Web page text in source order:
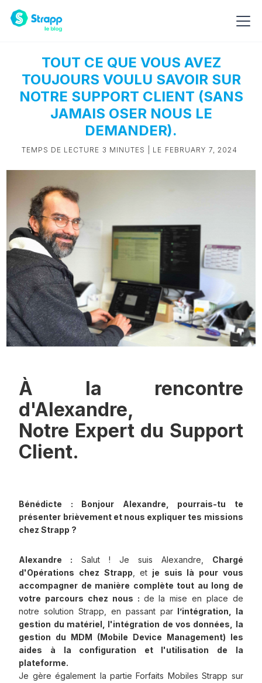
TOUT CE QUE VOUS AVEZ
TOUJOURS VOULU SAVOIR SUR
NOTRE SUPPORT CLIENT (SANS
JAMAIS OSER NOUS LE
DEMANDER).
TEMPS DE LECTURE 3 MINUTES | LE FEBRUARY 7, 2024
À la rencontre
d'Alexandre,
Notre Expert du Support
Client.
Bénédicte : Bonjour Alexandre, pourrais-tu te
présenter brièvement et nous expliquer tes missions
chez Strapp ?
Alexandre : Salut ! Je suis Alexandre, Chargé
d'Opérations chez Strapp, et je suis là pour vous
accompagner de manière complète tout au long de
votre parcours chez nous : de la mise en place de
notre solution Strapp, en passant parl’intégration, la
gestion du matériel, l'intégration de vos données, la
gestion du MDM (Mobile Device Management) les
aides à la configuration et l'utilisation de la
plateforme.
Je gère également la partie Forfaits Mobiles Strapp sur